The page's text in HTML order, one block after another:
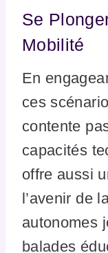
Se
Mobilité
En
ces
contente
capacités
offre aussi
l’avenir de
autonomes
balades